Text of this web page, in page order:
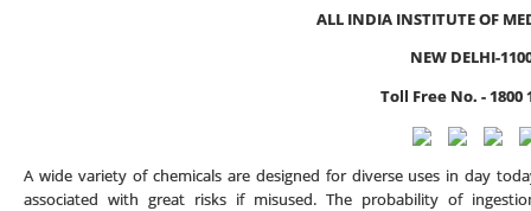
ALL INDIA INSTITUTE OF
NEW DELHI-
Toll Free No. - 1800
A wide variety of chemicals are designed for diverse uses in day
associated with great risks if misused. The probability of